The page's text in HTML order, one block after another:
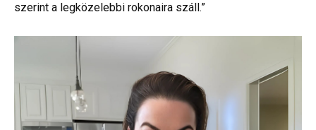
szerint a legközelebbi rokonaira száll.”